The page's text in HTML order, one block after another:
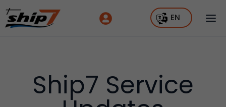
EN
Ship7 Service